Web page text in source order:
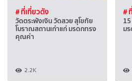
# ที่เที่ยวดัง
วัดตระพังเงิน วัดสวย สุโขทัย
โบราณสถานเก่าแก่ มรดกทรง
คุณค่า
2.2K
#
ม